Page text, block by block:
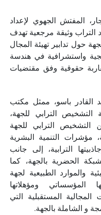
المفتش الجهوي لإعداد
التراب وثيقة مرجعية تهدف
حول تدابير تهيئة المجال
واستشرافية في هندسة
حقوقية وفق مقتضيات
باسو، ممثل مكتب
الترابي للجهة،
الترابي للجهة
مؤشرات التنمية البشرية
الترابية، إلى جانب
الحضرية بالجهة، كما
والموارد الطبيعية لجهة
المؤسساتي ومؤهلاتها
المجالية المستقبلية التي
و الشاملة بالجهة.